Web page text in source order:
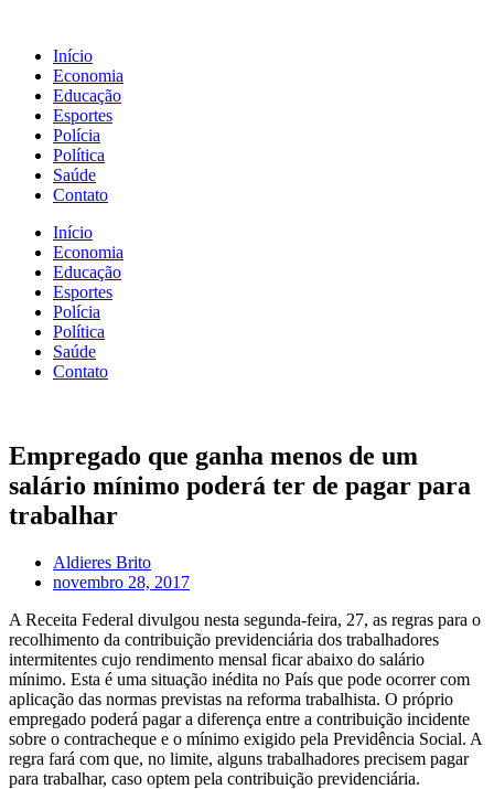
Início
Economia
Educação
Esportes
Polícia
Política
Saúde
Contato
Início
Economia
Educação
Esportes
Polícia
Política
Saúde
Contato
Empregado que ganha menos de um
salário mínimo poderá ter de pagar para
trabalhar
Aldieres Brito
novembro 28, 2017
A Receita Federal divulgou nesta segunda-feira, 27, as regras para o
recolhimento da contribuição previdenciária dos trabalhadores
intermitentes cujo rendimento mensal ficar abaixo do salário
mínimo. Esta é uma situação inédita no País que pode ocorrer com
aplicação das normas previstas na reforma trabalhista. O próprio
empregado poderá pagar a diferença entre a contribuição incidente
sobre o contracheque e o mínimo exigido pela Previdência Social. A
regra fará com que, no limite, alguns trabalhadores precisem pagar
para trabalhar, caso optem pela contribuição previdenciária.